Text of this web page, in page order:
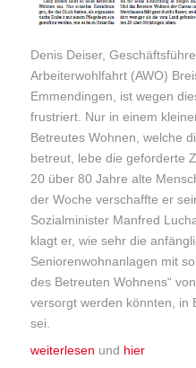
Denis Deiser,
Arbeiterwohlfahrt (AWO)
Emmendingen, ist wegen
frustriert. Nur in einem
Betreutes Wohnen, welche
betreut, lebe die geforderte
20 über 80 Jahre alte
der Woche verschaffte er
Sozialminister Manfred
klagt er, wie sehr die
Seniorenwohnanlagen mit
des Betreuten Wohnens“
versorgt werden könnten, in
sei.
weiterlesen und hier